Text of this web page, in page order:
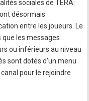
sociales de TERA:
désormais
entre les joueurs. Le
que les messages
ou inférieurs au niveau
sont dotés d'un menu
pour le rejoindre